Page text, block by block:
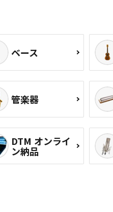
ベース
管楽器
DTM オンライ
ン納品